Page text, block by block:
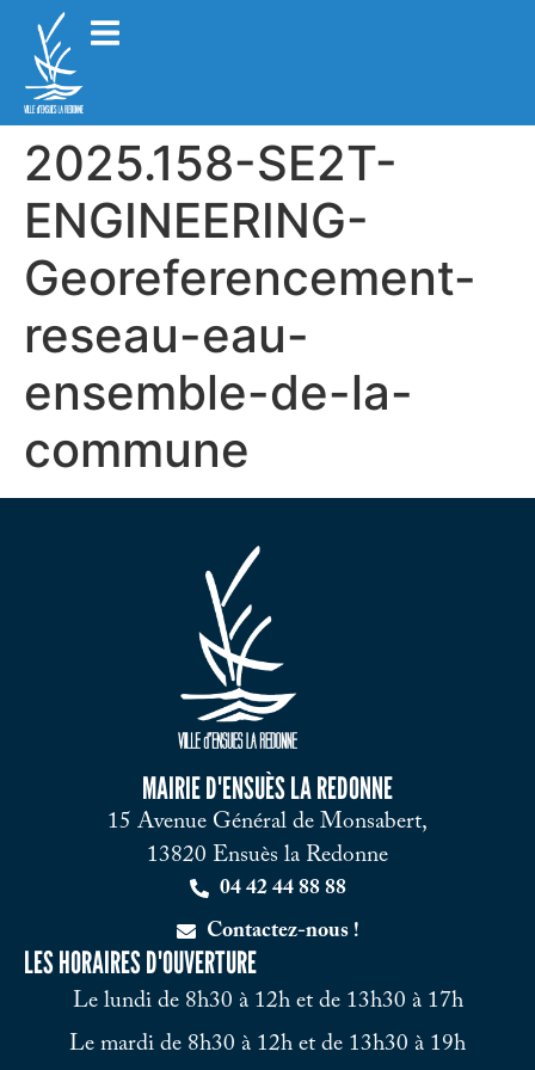
2025.158-SE2T-
ENGINEERING-
Georeferencement-
reseau-eau-
ensemble-de-la-
commune
MAIRIE D'ENSUÈS LA REDONNE
15 Avenue Général de Monsabert,
13820 Ensuès la Redonne
04 42 44 88 88
Contactez-nous !
LES HORAIRES D'OUVERTURE
Le lundi de 8h30 à 12h et de 13h30 à 17h
Le mardi de 8h30 à 12h et de 13h30 à 19h